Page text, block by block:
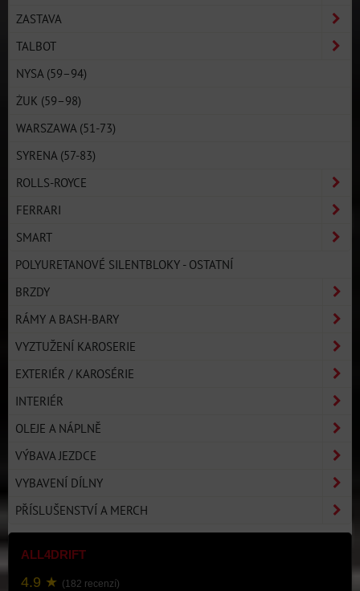
ZASTAVA
TALBOT
NYSA (59–94)
ŻUK (59–98)
WARSZAWA (51-73)
SYRENA (57-83)
ROLLS-ROYCE
FERRARI
SMART
POLYURETANOVÉ SILENTBLOKY - OSTATNÍ
BRZDY
RÁMY A BASH-BARY
VYZTUŽENÍ KAROSERIE
EXTERIÉR / KAROSÉRIE
INTERIÉR
OLEJE A NÁPLNĚ
VÝBAVA JEZDCE
VYBAVENÍ DÍLNY
PŘÍSLUŠENSTVÍ A MERCH
ALL4DRIFT
4.9 ★ (182 recenzí)